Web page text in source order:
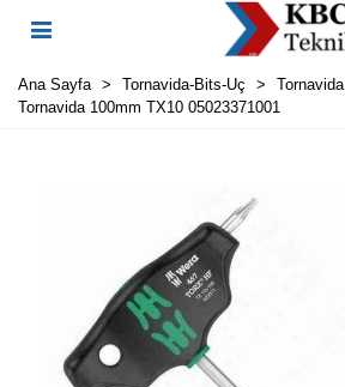
Ana Sayfa > Tornavida-Bits-Uç > Tornavida
Tornavida 100mm TX10 05023371001